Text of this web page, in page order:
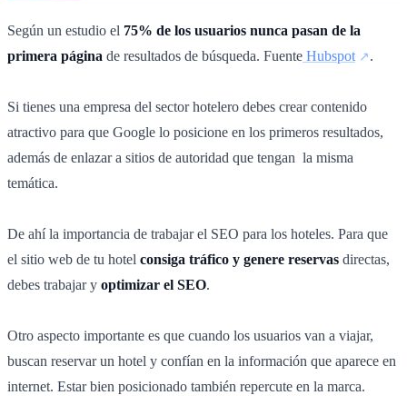
Según un estudio el 75% de los usuarios nunca pasan de la
primera página de resultados de búsqueda. Fuente Hubspot .
Si tienes una empresa del sector hotelero debes crear contenido
atractivo para que Google lo posicione en los primeros resultados,
además de enlazar a sitios de autoridad que tengan la misma
temática.
De ahí la importancia de trabajar el SEO para los hoteles. Para que
el sitio web de tu hotel consiga tráfico y genere reservas directas,
debes trabajar y optimizar el SEO.
Otro aspecto importante es que cuando los usuarios van a viajar,
buscan reservar un hotel y confían en la información que aparece en
internet. Estar bien posicionado también repercute en la marca.